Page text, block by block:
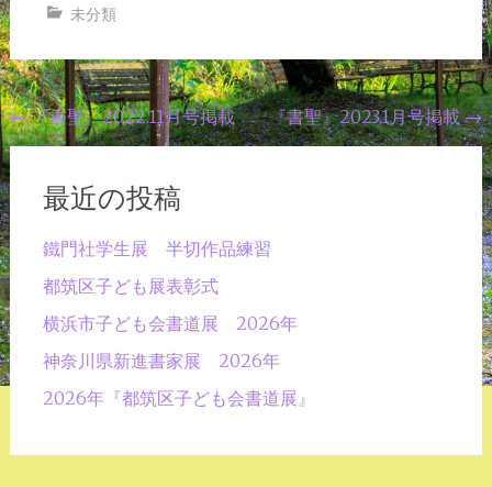
未分類
投
稿
ナ
ビ
ゲ
ー
シ
ョ
←『書聖』2022.11月号掲載 『書聖』2023.1月号掲載→
最近の投稿
鐵門社学生展 半切作品練習
都筑区子ども展表彰式
横浜市子ども会書道展 2026年
神奈川県新進書家展 2026年
2026年『都筑区子ども会書道展』